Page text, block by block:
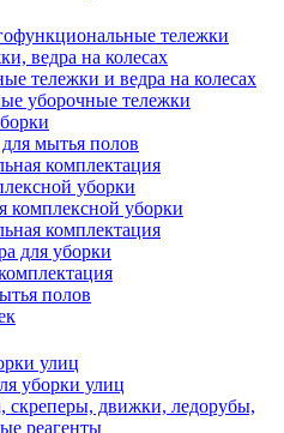
тележки
ведра на колесах
тележки и ведра на колесах
уборочные тележки
мытья полов
комплектация
уборки
комплексной уборки
комплектация
для уборки
полов
улиц
уборки улиц
скреперы, движки, ледорубы,
реагенты